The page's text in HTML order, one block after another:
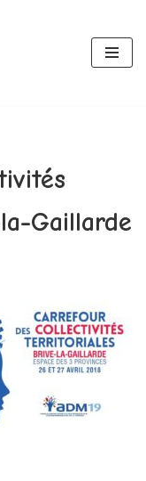
Gaillarde